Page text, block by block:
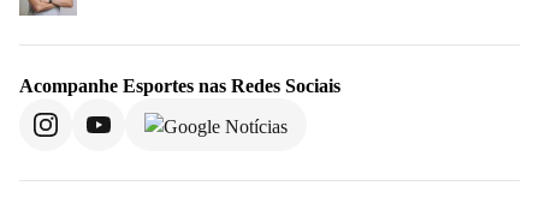
Acompanhe Esportes nas Redes Sociais